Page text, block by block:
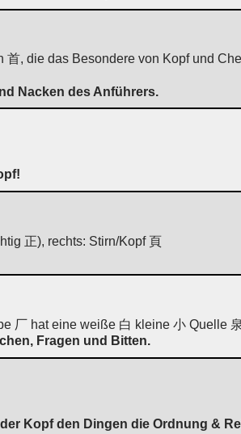
首, die das Besondere von Kopf und
Nacken des Anführers.
正), rechts: Stirn/Kopf 頁
厂 hat eine weiße 白 kleine 小 Quelle
Fragen und Bitten.
Kopf den Dingen die Ordnung &